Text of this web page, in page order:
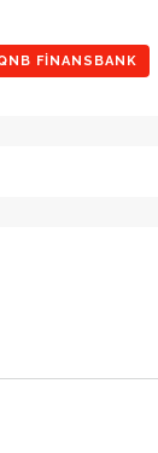
FINANSBANK